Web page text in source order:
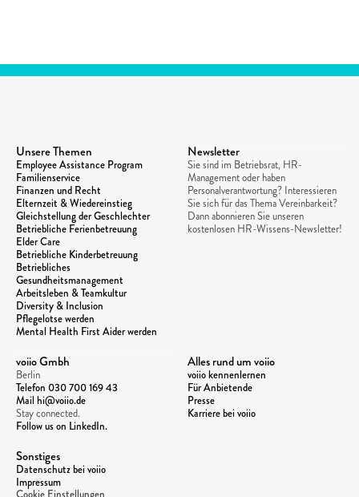
Unsere Themen
Employee Assistance Program
Familienservice
Finanzen und Recht
Elternzeit & Wiedereinstieg
Gleichstellung der Geschlechter
Betriebliche Ferienbetreuung
Elder Care
Betriebliche Kinderbetreuung
Betriebliches
Gesundheitsmanagement
Arbeitsleben & Teamkultur
Diversity & Inclusion
Pflegelotse werden
Mental Health First Aider werden
Alles rund um voiio
voiio kennenlernen
Für Anbietende
Presse
Karriere bei voiio
voiio Gmbh
Berlin
Telefon 030 700 169 43
Mail hi@voiio.de
Stay connected.
Follow us on LinkedIn.
Sonstiges
Datenschutz bei voiio
Impressum
Newsletter
Sie sind im Betriebsrat, HR-
Management oder haben
Personalverantwortung? Interessieren
Sie sich für das Thema Vereinbarkeit?
Dann abonnieren Sie unseren
kostenlosen HR-Wissens-Newsletter!